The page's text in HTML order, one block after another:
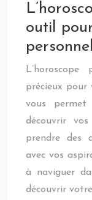
outil
personnel
précieux pour
vous permet
découvrir
prendre des
avec vos
à naviguer
découvrir